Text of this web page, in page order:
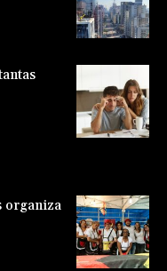
organiza